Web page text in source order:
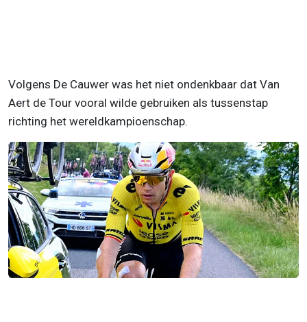
Volgens De Cauwer was het niet ondenkbaar dat Van
Aert de Tour vooral wilde gebruiken als tussenstap
richting het wereldkampioenschap.